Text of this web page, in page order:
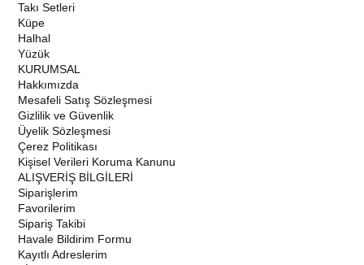
Takı Setleri
Küpe
Halhal
Yüzük
KURUMSAL
Hakkımızda
Mesafeli Satış Sözleşmesi
Gizlilik ve Güvenlik
Üyelik Sözleşmesi
Çerez Politikası
Kişisel Verileri Koruma Kanunu
ALIŞVERİŞ BİLGİLERİ
Siparişlerim
Favorilerim
Sipariş Takibi
Havale Bildirim Formu
Kayıtlı Adreslerim